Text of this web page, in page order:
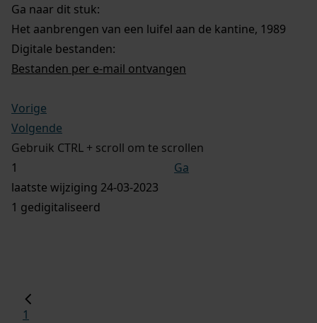
Ga naar dit stuk:
Het aanbrengen van een luifel aan de kantine, 1989
Digitale bestanden:
Bestanden per e-mail ontvangen
Vorige
Volgende
Gebruik CTRL + scroll om te scrollen
Ga
laatste wijziging 24-03-2023
1 gedigitaliseerd
1